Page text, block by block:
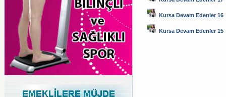
Kursa Devam Edenler 16
Kursa Devam Edenler 15